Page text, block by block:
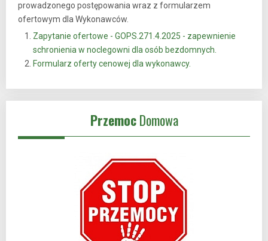
prowadzonego postępowania wraz z formularzem
ofertowym dla Wykonawców.
Zapytanie ofertowe - GOPS.271.4.2025 - zapewnienie
schronienia w noclegowni dla osób bezdomnych.
Formularz oferty cenowej dla wykonawcy.
PrzemocDomowa